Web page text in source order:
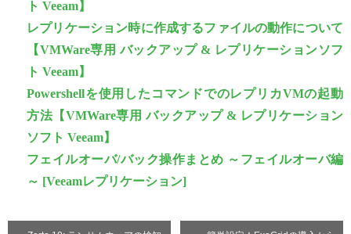
ト Veeam】
レプリケーション時に作成するファイルの動作について
【VMWare専用 バックアップ & レプリケーションソフ
ト Veeam】
Powershellを使用したコマンドでのレプリカVMの起動
方法【VMWare専用 バックアップ & レプリケーション
ソフト Veeam】
フェイルオーバ/バック操作まとめ ～フェイルオーバ編
～ [Veeamレプリケーション]